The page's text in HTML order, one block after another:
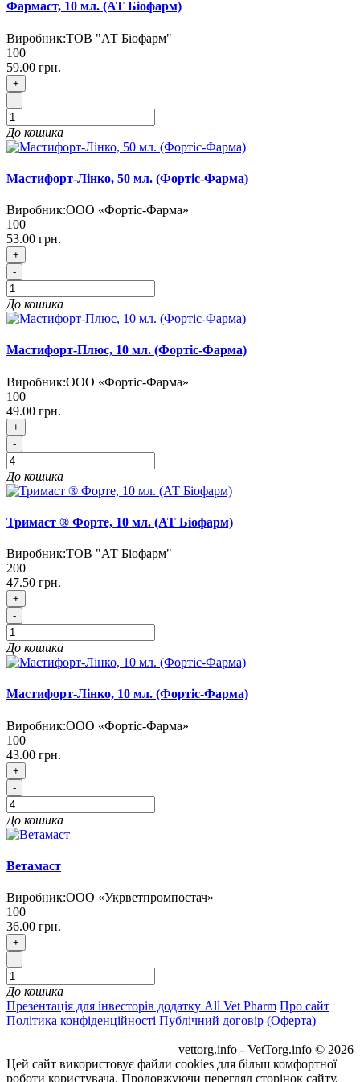
Фармаст, 10 мл. (АТ Біофарм)
Виробник:ТОВ "АТ Біофарм"
100
59.00 грн.
+
-
До кошика
Мастифорт-Лінко, 50 мл. (Фортіс-Фарма)
Виробник:ООО «Фортіс-Фарма»
100
53.00 грн.
+
-
До кошика
Мастифорт-Плюс, 10 мл. (Фортіс-Фарма)
Виробник:ООО «Фортіс-Фарма»
100
49.00 грн.
+
-
До кошика
Тримаст ® Форте, 10 мл. (АТ Біофарм)
Виробник:ТОВ "АТ Біофарм"
200
47.50 грн.
+
-
До кошика
Мастифорт-Лінко, 10 мл. (Фортіс-Фарма)
Виробник:ООО «Фортіс-Фарма»
100
43.00 грн.
+
-
До кошика
Ветамаст
Виробник:ООО «Укрветпромпостач»
100
36.00 грн.
+
-
До кошика
Презентація для інвесторів додатку All Vet Pharm Про сайт
Політика конфіденційності Публічний договір (Оферта)
vettorg.info - VetTorg.info © 2026
Цей сайт використовує файли cookies для більш комфортної
роботи користувача. Продовжуючи перегляд сторінок сайту,